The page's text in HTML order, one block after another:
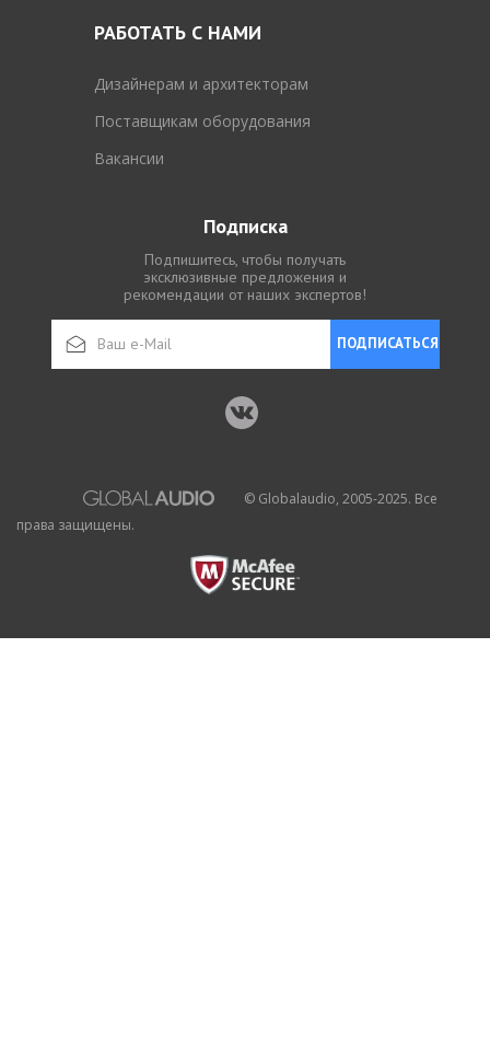
РАБОТАТЬ С НАМИ
Дизайнерам и архитекторам
Поставщикам оборудования
Вакансии
Подписка
Подпишитесь, чтобы получать
эксклюзивные предложения и
рекомендации от наших экспертов!
ПОДПИСАТЬСЯ
© Globalaudio, 2005-2025. Все
права защищены.